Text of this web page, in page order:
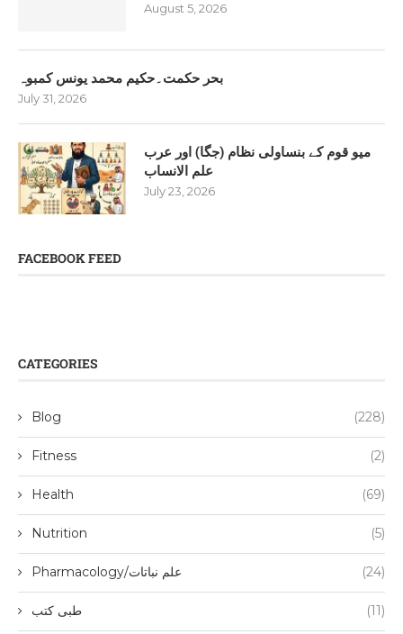
August 5, 2026
بحر حکمت۔حکیم محمد یونس کمبوہ
July 31, 2026
میو قوم کے بنساولی نظام (جگا) اور عرب
علم الانساب
July 23, 2026
FACEBOOK FEED
CATEGORIES
Blog (228)
Fitness (2)
Health (69)
Nutrition (5)
Pharmacology/علم نباتات (24)
طبی کتب (11)